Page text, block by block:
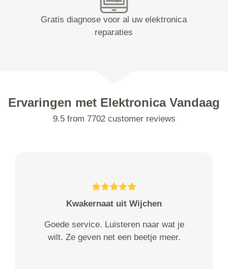
Gratis diagnose voor al uw elektronica
reparaties
Ervaringen met Elektronica Vandaag
9.5 from 7702 customer reviews
Kwakernaat uit Wijchen
Goede service. Luisteren naar wat je
wilt. Ze geven net een beetje meer.